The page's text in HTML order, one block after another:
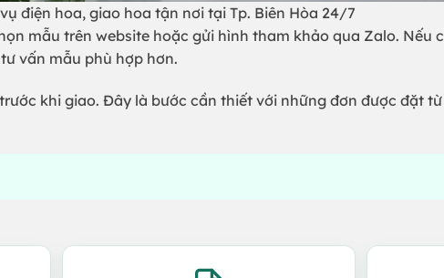
điện hoa, giao hoa tận nơi tại Tp. Biên Hòa 24/7
mẫu trên website hoặc gửi hình tham khảo qua Zalo. Nếu
vấn mẫu phù hợp hơn.
khi giao. Đây là bước cần thiết với những đơn được đặt